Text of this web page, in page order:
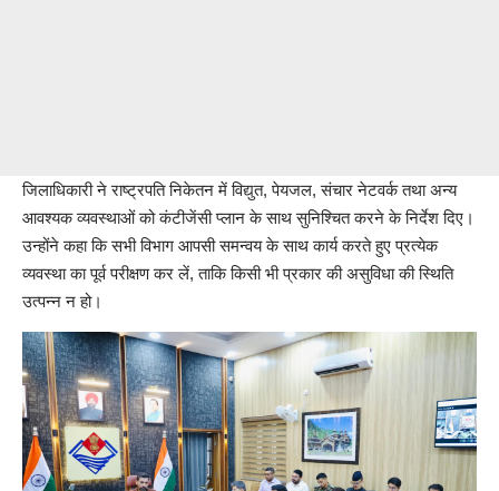
जिलाधिकारी ने राष्ट्रपति निकेतन में विद्युत, पेयजल, संचार नेटवर्क तथा अन्य
आवश्यक व्यवस्थाओं को कंटीजेंसी प्लान के साथ सुनिश्चित करने के निर्देश दिए।
उन्होंने कहा कि सभी विभाग आपसी समन्वय के साथ कार्य करते हुए प्रत्येक
व्यवस्था का पूर्व परीक्षण कर लें, ताकि किसी भी प्रकार की असुविधा की स्थिति
उत्पन्न न हो।